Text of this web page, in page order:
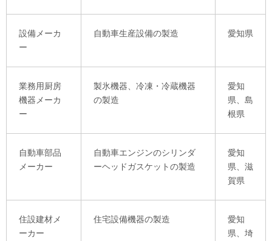
設備メーカ
ー
自動車生産設備の製造 愛知県
業務用厨房
機器メーカ
ー
製氷機器、冷凍・冷蔵機器
の製造
愛知
県、島
根県
自動車部品
メーカー
自動車エンジンのシリンダ
ーヘッドガスケットの製造
愛知
県、滋
賀県
住設建材メ
ーカー
住宅設備機器の製造
愛知
県、埼